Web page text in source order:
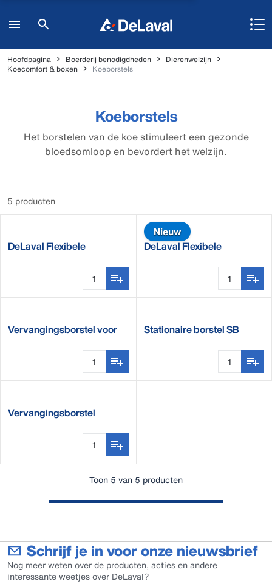
Hoofdpagina Boerderij benodigdheden
Dierenwelzijn
Koecomfort & boxen
Koeborstels
Koeborstels
Het borstelen van de koe stimuleert een gezonde
bloedsomloop en bevordert het welzijn.
5 producten
DeLaval Flexibele
Nieuw
DeLaval Flexibele
Vervangingsborstel voor Stationaire borstel SB
Vervangingsborstel
Toon 5 van 5 producten
Schrijf je in voor onze nieuwsbrief
Nog meer weten over de producten, acties en andere
interessante weetjes over DeLaval?